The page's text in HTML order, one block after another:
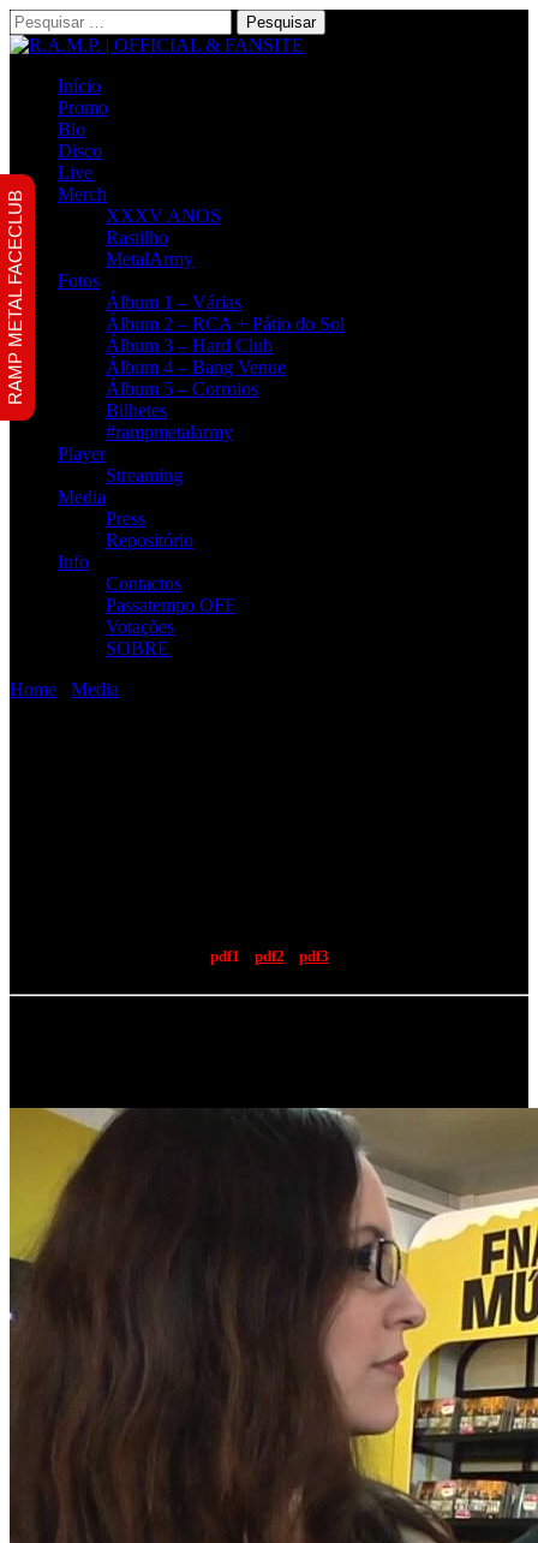
Pesquisar
por:
Início
Promo
Bio
Disco
Live
Merch
XXXV ANOS
Rastilho
MetalArmy
Fotos
Álbum 1 – Várias
Álbum 2 – RCA + Pátio do Sol
Álbum 3 – Hard Club
Álbum 4 – Bang Venue
Álbum 5 – Corroios
Bilhetes
#rampmetalarmy
Player
Streaming
Media
Press
Repositório
Info
Contactos
Passatempo OFF
Votações
SOBRE
Home
Media
pdf1 pdf2 pdf3
RAMP METAL FACECLUB